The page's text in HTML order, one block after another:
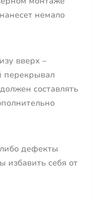
немало
вверх –
перекрывал
составлять
дефекты
избавить себя от